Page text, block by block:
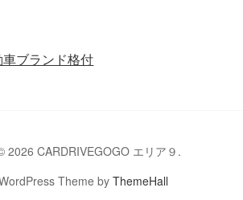
ブランド格付
2026 CARDRIVEGOGO エリア９.
Theme byThemeHall